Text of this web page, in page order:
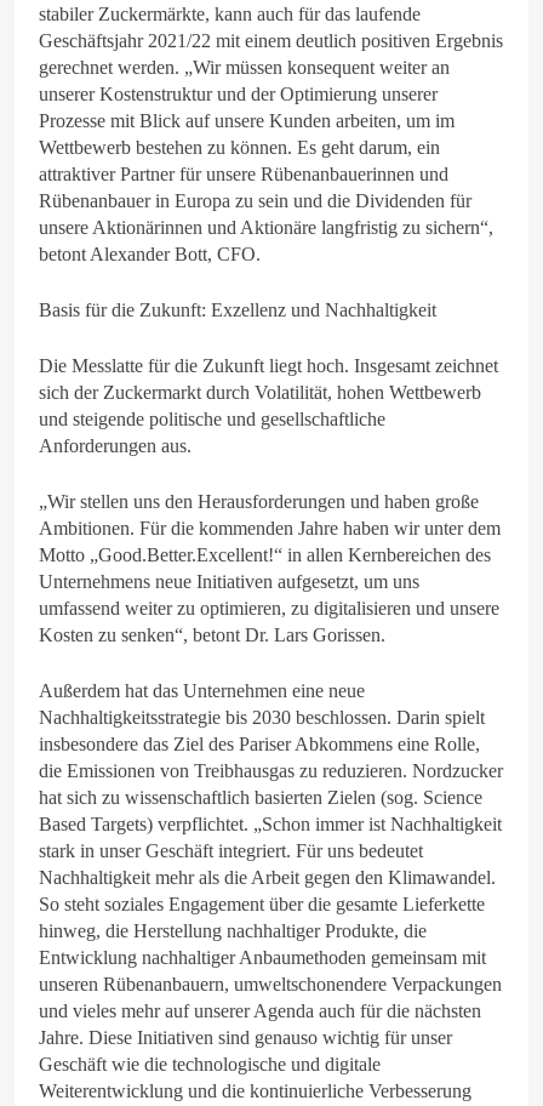
stabiler Zuckermärkte, kann auch für das laufende
Geschäftsjahr 2021/22 mit einem deutlich positiven Ergebnis
gerechnet werden. „Wir müssen konsequent weiter an
unserer Kostenstruktur und der Optimierung unserer
Prozesse mit Blick auf unsere Kunden arbeiten, um im
Wettbewerb bestehen zu können. Es geht darum, ein
attraktiver Partner für unsere Rübenanbauerinnen und
Rübenanbauer in Europa zu sein und die Dividenden für
unsere Aktionärinnen und Aktionäre langfristig zu sichern“,
betont Alexander Bott, CFO.
Basis für die Zukunft: Exzellenz und Nachhaltigkeit
Die Messlatte für die Zukunft liegt hoch. Insgesamt zeichnet
sich der Zuckermarkt durch Volatilität, hohen Wettbewerb
und steigende politische und gesellschaftliche
Anforderungen aus.
„Wir stellen uns den Herausforderungen und haben große
Ambitionen. Für die kommenden Jahre haben wir unter dem
Motto „Good.Better.Excellent!“ in allen Kernbereichen des
Unternehmens neue Initiativen aufgesetzt, um uns
umfassend weiter zu optimieren, zu digitalisieren und unsere
Kosten zu senken“, betont Dr. Lars Gorissen.
Außerdem hat das Unternehmen eine neue
Nachhaltigkeitsstrategie bis 2030 beschlossen. Darin spielt
insbesondere das Ziel des Pariser Abkommens eine Rolle,
die Emissionen von Treibhausgas zu reduzieren. Nordzucker
hat sich zu wissenschaftlich basierten Zielen (sog. Science
Based Targets) verpflichtet. „Schon immer ist Nachhaltigkeit
stark in unser Geschäft integriert. Für uns bedeutet
Nachhaltigkeit mehr als die Arbeit gegen den Klimawandel.
So steht soziales Engagement über die gesamte Lieferkette
hinweg, die Herstellung nachhaltiger Produkte, die
Entwicklung nachhaltiger Anbaumethoden gemeinsam mit
unseren Rübenanbauern, umweltschonendere Verpackungen
und vieles mehr auf unserer Agenda auch für die nächsten
Jahre. Diese Initiativen sind genauso wichtig für unser
Geschäft wie die technologische und digitale
Weiterentwicklung und die kontinuierliche Verbesserung